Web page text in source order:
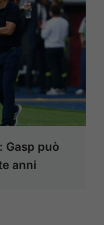
Gasp può
anni